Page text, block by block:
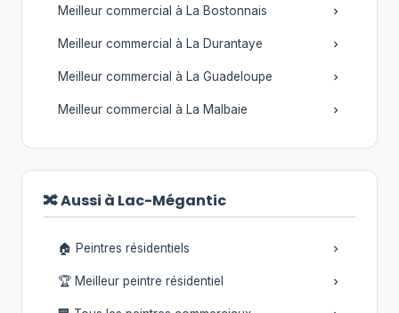
Meilleur commercial à La Bostonnais
Meilleur commercial à La Durantaye
Meilleur commercial à La Guadeloupe
Meilleur commercial à La Malbaie
🔀 Aussi à Lac-Mégantic
🏠 Peintres résidentiels
🏆 Meilleur peintre résidentiel